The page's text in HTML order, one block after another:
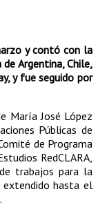
y contó con la
Argentina, Chile,
y fue seguido por
María José López
Públicas de
de Programa
RedCLARA,
trabajos para la
extendido hasta el